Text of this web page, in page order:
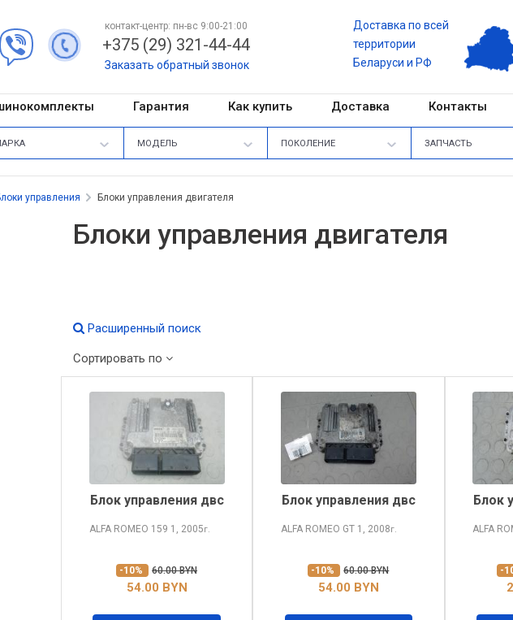
контакт-центр: пн-вс 9:00-21:00
+375 (29) 321-44-44
Заказать обратный звонок
Доставка по всей
территории
Беларуси и РФ
Гарантия Как купить Доставка Контакты
МОДЕЛЬ ПОКОЛЕНИЕ ЗАПЧАСТЬ
управления Блоки управления двигателя
Блоки управления двигателя
Расширенный поиск
Сортировать по
Блок управления двс
ALFA ROMEO 159 1, 2005г.
-10% 60.00 BYN
54.00 BYN
Блок управления двс
ALFA ROMEO GT 1, 2008г.
-10% 60.00 BYN
54.00 BYN
Блок
ALFA
-